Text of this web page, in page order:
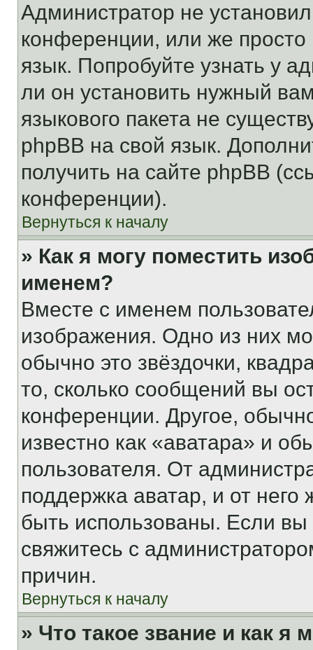
Администратор не
конференции, или же
язык. Попробуйте узнать у
ли он установить нужный
языкового пакета не
phpBB на свой язык.
получить на сайте phpBB
конференции).
Вернуться к началу
» Как я могу поместить
именем?
Вместе с именем
изображения. Одно из них
обычно это звёздочки,
то, сколько сообщений вы
конференции. Другое,
известно как «аватара» и
пользователя. От
поддержка аватар, и от него
быть использованы. Если
свяжитесь с
причин.
Вернуться к началу
» Что такое звание и как я